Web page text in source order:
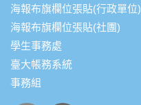
海報布旗欄位張貼(行政單位)
海報布旗欄位張貼(社團)
學生事務處
臺大帳務系統
事務組